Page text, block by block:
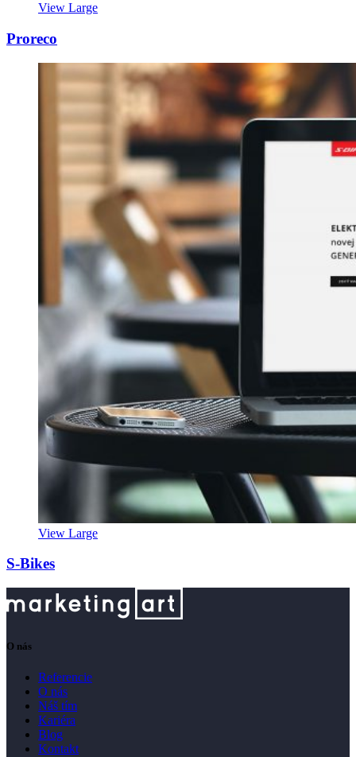
View Large
Proreco
View Large
S-Bikes
O nás
Referencie
O nás
Náš tím
Kariéra
Blog
Kontakt